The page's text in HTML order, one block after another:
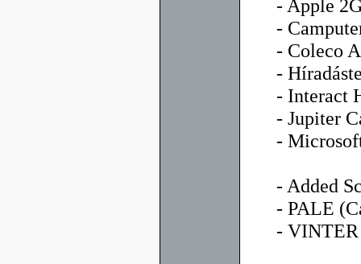
- Apple
-
- Coleco
-
- Interact
- Jupiter
-
- Added
- PALE
- VINTER